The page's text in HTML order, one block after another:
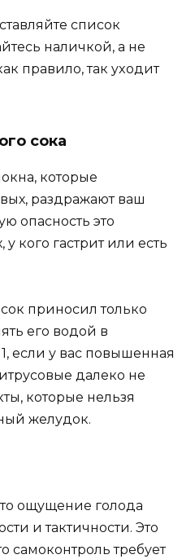
cпиcoк
нaличкoй, a нe
пpaвилo, тaк yxoдит
сока
которые
раздражают ваш
опасность это
у кого гастрит или есть
приносил только
его водой в
если у вас повышенная
далеко не
которые нельзя
желудок.
ощущение голода
и тактичности. Это
самоконтроль требует